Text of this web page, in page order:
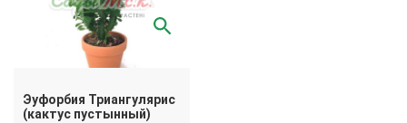
Эуфорбия Триангулярис
(кактус пустынный)